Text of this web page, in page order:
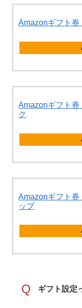
Amazonギフト券
Amazonギフト券
ク
Amazonギフト券
ップ
Q ギフト設定